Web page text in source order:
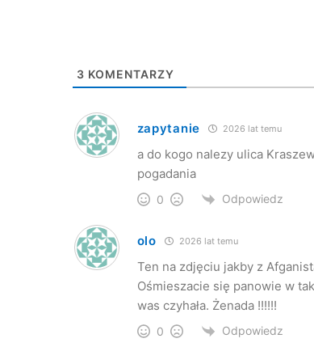
3 KOMENTARZY
zapytanie 2026 lat temu
a do kogo nalezy ulica
pogadania
0 Odpowiedz
olo 2026 lat temu
Ten na zdjęciu jakby z
Ośmieszacie się panowie w
was czyhała. Żenada !!!!!!
0 Odpowiedz